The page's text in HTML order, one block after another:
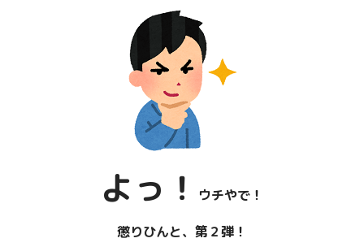
アランの「幸福論」について
「幸福論」他については
よっ！ ウチやで！
懲りひんと、第２弾！